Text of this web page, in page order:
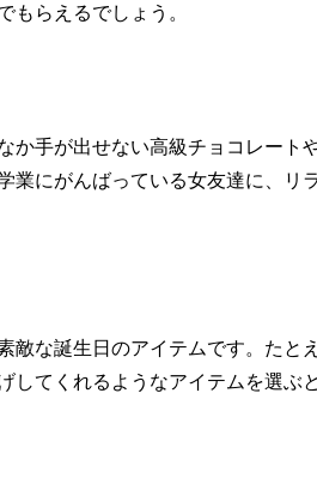
もらえるでしょう。
か手が出せない高級チョコレート
業にがんばっている女友達に、リ
敵な誕生日のアイテムです。たと
してくれるようなアイテムを選ぶ